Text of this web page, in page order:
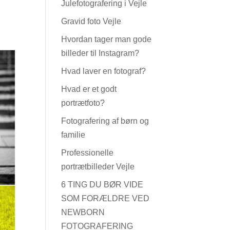
Julefotografering i Vejle
Gravid foto Vejle
Hvordan tager man gode
billeder til Instagram?
Hvad laver en fotograf?
Hvad er et godt
portrætfoto?
Fotografering af børn og
familie
Professionelle
portrætbilleder Vejle
6 TING DU BØR VIDE
SOM FORÆLDRE VED
NEWBORN
FOTOGRAFERING